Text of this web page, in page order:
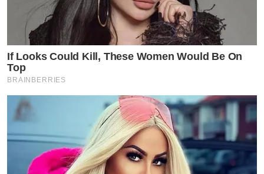
If Looks Could Kill, These Women Would Be On
Top
BRAINBERRIES